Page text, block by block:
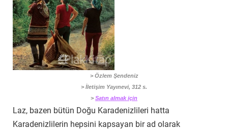
> Özlem Şendeniz
> İletişim Yayınevi, 312 s.
> Satın almak için
Laz, bazen bütün Doğu Karadenizlileri hatta
Karadenizlilerin hepsini kapsayan bir ad olarak